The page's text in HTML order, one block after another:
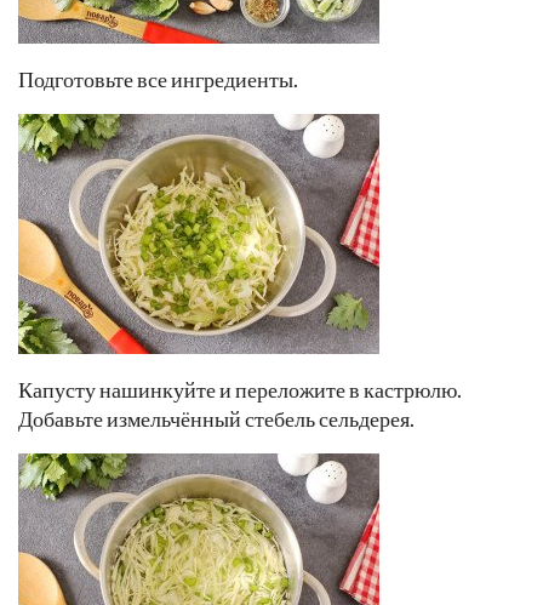
Подготовьте все ингредиенты.
Капусту нашинкуйте и переложите в кастрюлю.
Добавьте измельчённый стебель сельдерея.